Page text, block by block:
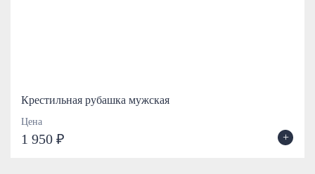
Крестильная рубашка мужская
Цена
1 950 ₽ +